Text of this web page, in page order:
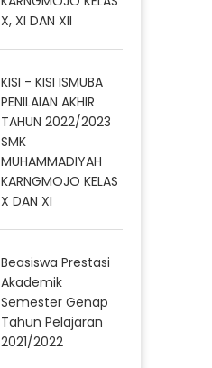
X, XI DAN XII
KISI - KISI ISMUBA
PENILAIAN AKHIR
TAHUN 2022/2023
SMK
MUHAMMADIYAH
KARNGMOJO KELAS
X DAN XI
Beasiswa Prestasi
Akademik
Semester Genap
Tahun Pelajaran
2021/2022